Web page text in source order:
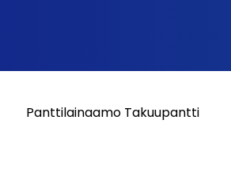
Panttilainaamo Takuupantti